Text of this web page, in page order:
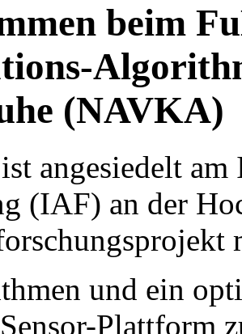
beim
(NAVKA)
angesiedelt
(IAF) an der
und ein
Plattform